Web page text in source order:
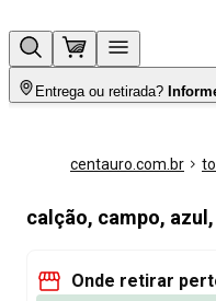
Entrega ou retirada?
centauro.com.br
calção, campo,
Onde retirar